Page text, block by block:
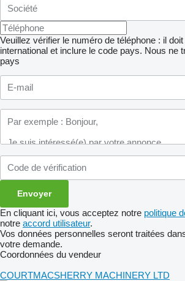
Veuillez vérifier le numéro de téléphone : il
international et inclure le code pays. Nous ne
pays
En cliquant ici, vous acceptez notre politique
notre accord utilisateur.
Vos données personnelles seront traitées
votre demande.
Coordonnées du vendeur
COURTMACSHERRY MACHINERY LTD